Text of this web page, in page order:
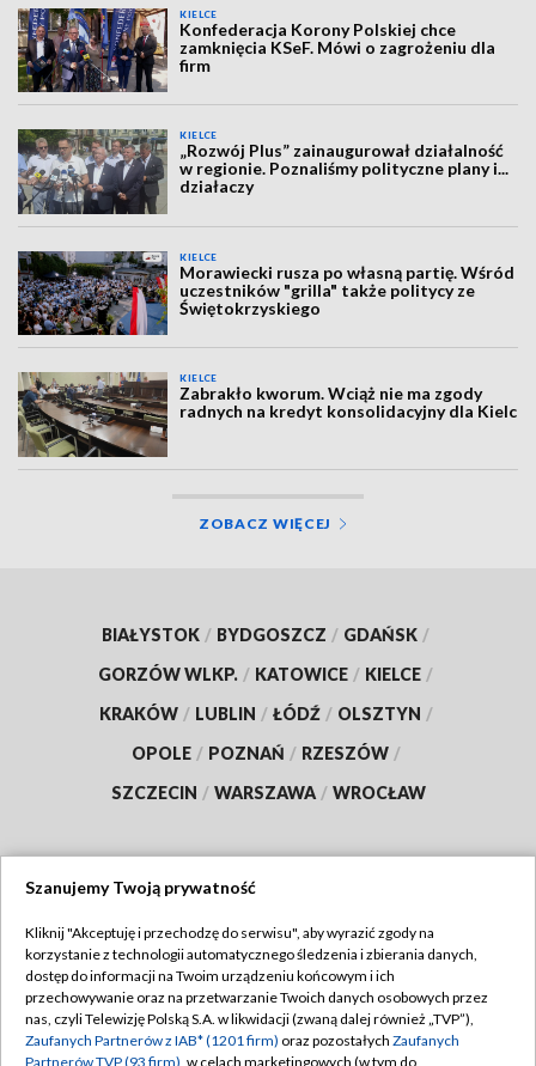
KIELCE
Konfederacja Korony Polskiej chce
zamknięcia KSeF. Mówi o zagrożeniu dla
firm
KIELCE
„Rozwój Plus” zainaugurował działalność
w regionie. Poznaliśmy polityczne plany i...
działaczy
KIELCE
Morawiecki rusza po własną partię. Wśród
uczestników "grilla" także politycy ze
Świętokrzyskiego
KIELCE
Zabrakło kworum. Wciąż nie ma zgody
radnych na kredyt konsolidacyjny dla Kielc
ZOBACZ WIĘCEJ
BIAŁYSTOK / BYDGOSZCZ / GDAŃSK /
GORZÓW WLKP. / KATOWICE / KIELCE /
KRAKÓW / LUBLIN / ŁÓDŹ / OLSZTYN /
OPOLE / POZNAŃ / RZESZÓW /
SZCZECIN / WARSZAWA / WROCŁAW
TVP
Abonament TVP
Emisja w TVP
Regulamin TVP
Polityka prywatności
Szanujemy Twoją prywatność
Kliknij "Akceptuję i przechodzę do serwisu", aby wyrazić zgody na
korzystanie z technologii automatycznego śledzenia i zbierania danych,
dostęp do informacji na Twoim urządzeniu końcowym i ich
przechowywanie oraz na przetwarzanie Twoich danych osobowych przez
nas, czyli Telewizję Polską S.A. w likwidacji (zwaną dalej również „TVP”),
Zaufanych Partnerów z IAB* (1201 firm) oraz pozostałych Zaufanych
Partnerów TVP (93 firm) , w celach marketingowych (w tym do